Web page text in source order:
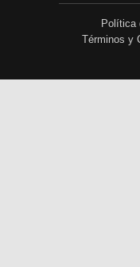
Política
Términos y